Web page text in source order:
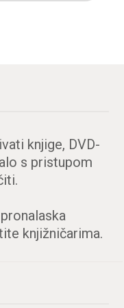
knjige, DVD-
s pristupom
knjižničarima.